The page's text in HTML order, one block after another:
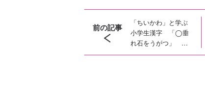
前の記事
「ちいかわ」と学ぶ
小学生漢字 「◯垂
れ石をうがつ」 １
年生で使う漢字をク